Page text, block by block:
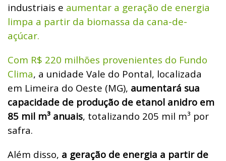
industriais e aumentar a geração de energia
limpa a partir da biomassa da cana-de-
açúcar.
Com R$ 220 milhões provenientes do Fundo
Clima, a unidade Vale do Pontal, localizada
em Limeira do Oeste (MG), aumentará sua
capacidade de produção de etanol anidro em
85 mil m³ anuais, totalizando 205 mil m³ por
safra.
Além disso, a geração de energia a partir de